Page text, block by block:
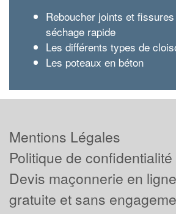
Reboucher joints et
séchage rapide
Les différents types de
Les poteaux en béton
Mentions Légales
Politique de confidentialité
Devis maçonnerie en
gratuite et sans